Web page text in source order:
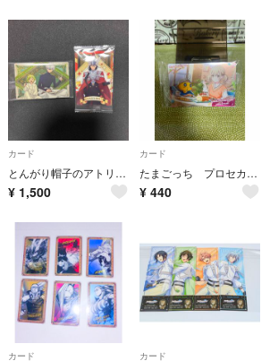
カード
とんがり帽子のアトリエ ツインウエハース メタリックカード 2枚セット
¥ 1,500
カード
たまごっち プロセカ カードグミ めめっち 小豆沢こはね
¥ 440
カード カード